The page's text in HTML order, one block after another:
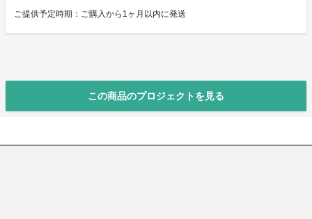
ご提供予定時期：ご購入から1ヶ月以内に発送
この商品のプロジェクトを見る